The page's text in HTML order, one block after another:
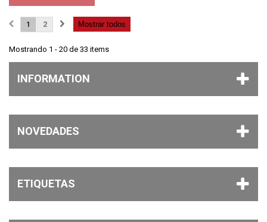
Mostrar todos
1 2
Mostrando 1 - 20 de 33 items
INFORMATION
NOVEDADES
ETIQUETAS